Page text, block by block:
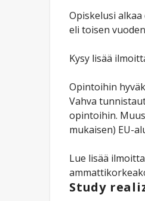
Opiskelusi
eli toisen
Kysy lisää
Opintoihin
Vahva
opintoihin.
mukaisen) EU-
Lue lisää
Study